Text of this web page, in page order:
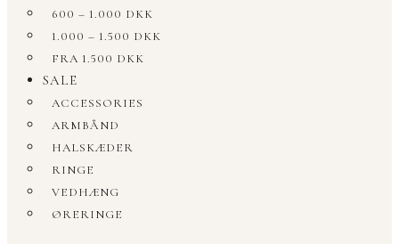
600 – 1.000 DKK
1.000 – 1.500 DKK
FRA 1.500 DKK
SALE
ACCESSORIES
ARMBÅND
HALSKÆDER
RINGE
VEDHÆNG
ØRERINGE